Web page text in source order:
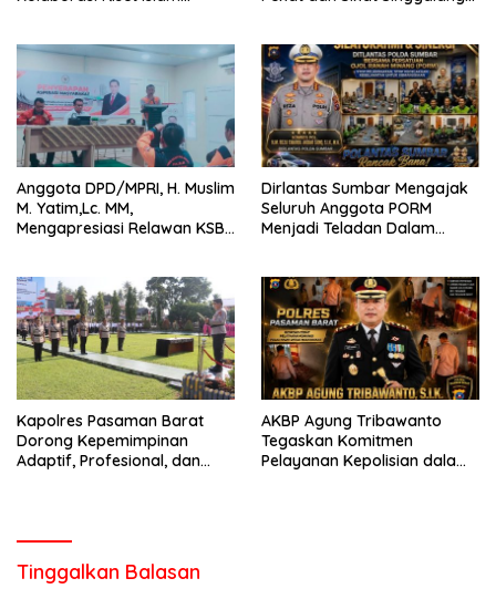
Anggota DPD/MPRI, H. Muslim
M. Yatim,Lc. MM,
Mengapresiasi Relawan KSB
Bencana
Dirlantas Sumbar Mengajak
Seluruh Anggota PORM
Menjadi Teladan Dalam
Perlengkapan Keselamatan
Berkendara
Kapolres Pasaman Barat
Dorong Kepemimpinan
Adaptif, Profesional, dan
AKBP Agung Tribawanto
Tegaskan Komitmen
Pelayanan Kepolisian dalam
Tinggalkan Balasan